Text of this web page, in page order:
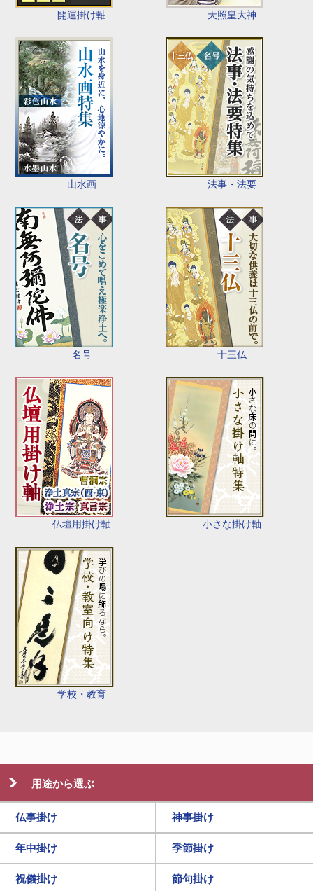
開運掛け軸 天照皇大神
山水画 法事・法要
名号 十三仏
仏壇用掛け軸 小さな掛け軸
学校・教育
用途から選ぶ
仏事掛け 神事掛け
年中掛け 季節掛け
祝儀掛け 節句掛け